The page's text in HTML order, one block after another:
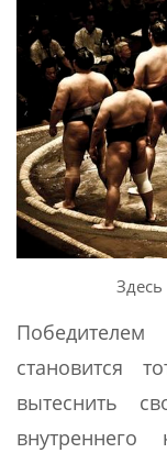
становится
вытеснить